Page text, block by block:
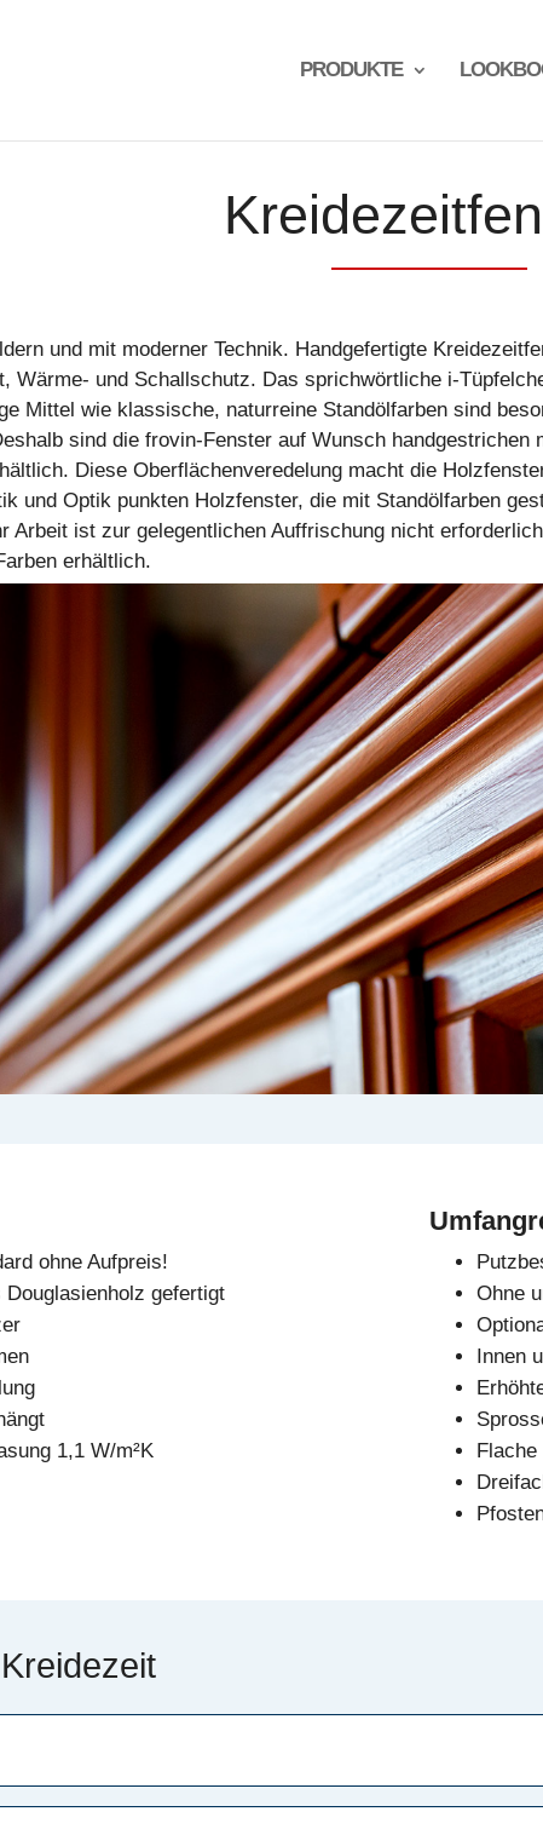
PRODUKTE
und mit moderner Technik. Handgefertigte
Wärme- und Schallschutz. Das sprichwörtliche i-
Mittel wie klassische, naturreine Standölfarben sind
sind die frovin-Fenster auf Wunsch
Diese Oberflächenveredelung macht die
und Optik punkten Holzfenster, die mit Standölfarben
Arbeit ist zur gelegentlichen Auffrischung nicht
erhältlich.
ohne Aufpreis!
Douglasienholz gefertigt
1,1 W/m²K
Ohne
Innen